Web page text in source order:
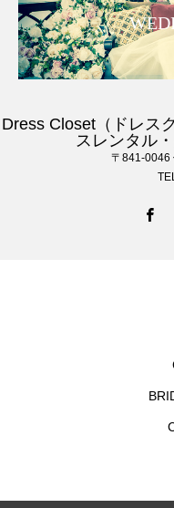
Dress Closet（ドレス
スレンタル
〒841-0046